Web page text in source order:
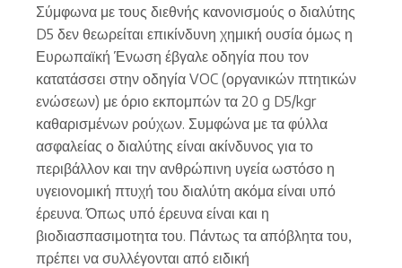
Σύμφωνα με τους διεθνής κανονισμούς ο διαλύτης
D5 δεν θεωρείται επικίνδυνη χημική ουσία όμως η
Ευρωπαϊκή Ένωση έβγαλε οδηγία που τον
κατατάσσει στην οδηγία VOC (οργανικών πτητικών
ενώσεων) με όριο εκπομπών τα 20 g D5/kgr
καθαρισμένων ρούχων. Συμφώνα με τα φύλλα
ασφαλείας ο διαλύτης είναι ακίνδυνος για το
περιβάλλον και την ανθρώπινη υγεία ωστόσο η
υγειονομική πτυχή του διαλύτη ακόμα είναι υπό
έρευνα. Όπως υπό έρευνα είναι και η
βιοδιασπασιμοτητα του. Πάντως τα απόβλητα του,
πρέπει να συλλέγονται από ειδική